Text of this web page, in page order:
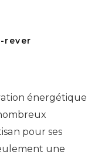
rever
énergétique
pour ses
une